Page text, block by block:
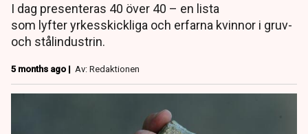
I dag presenteras 40 över 40 – en lista
som lyfter yrkesskickliga och erfarna kvinnor i gruv-
och stålindustrin.
5 months ago | Av: Redaktionen